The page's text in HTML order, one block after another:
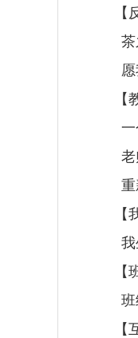
【
【
【
【
【